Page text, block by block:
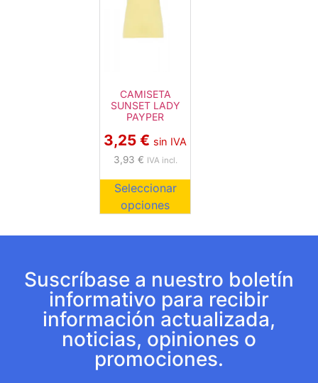
CAMISETA
SUNSET LADY
PAYPER
3,25€ sin IVA
3,93 € IVA incl.
Seleccionar
opciones
Suscríbase a nuestro boletín
informativo para recibir
información actualizada,
noticias, opiniones o
promociones.